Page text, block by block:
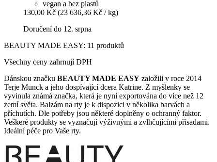
vegan a bez plastů
130,00 Kč (23 636,36 Kč / kg)
Doručení do 12. srpna
BEAUTY MADE EASY: 11 produktů
Všechny ceny zahrnují DPH
Dánskou značku BEAUTY MADE EASY založili v roce 2014
Terje Munck a jeho dospívající dcera Katrine. Z myšlenky se
vyvinula známá značka, která je nyní exportována do více než 12
zemí světa. Balzám na rty je k dispozici v několika barvách a
příchutích. Dle potřeby jsou některé doplněny o ochranný faktor.
Veškeré produkty se vyznačují výživnými a zvlhčujícími přísadami.
Ideální péče pro Vaše rty.